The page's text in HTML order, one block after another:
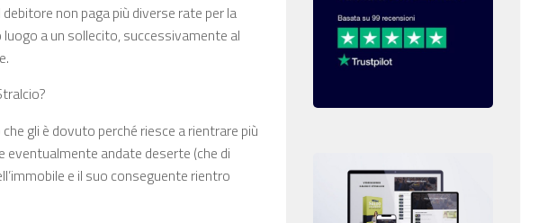
non paga più diverse rate per la
a un sollecito, successivamente al
gli è dovuto perché riesce a rientrare più
andate deserte (che di
e il suo conseguente rientro